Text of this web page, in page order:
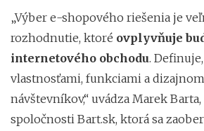
„Výber e-shopového riešenia je
rozhodnutie, ktoré ovplyvňuje
internetového obchodu.
vlastnosťami, funkciami a
návštevníkov,“ uvádza Marek
spoločnosti Bart.sk, ktorá sa